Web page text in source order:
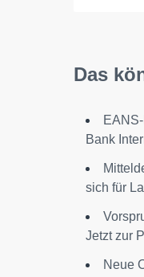
Das
Bank
sich für
Jetzt zur
Neue